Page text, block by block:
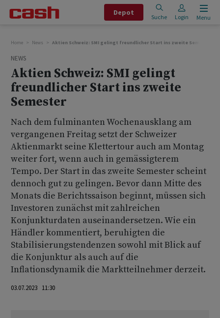
Depot
Suche Login Menu
Home News Aktien Schweiz: SMI gelingt freundlicher Start ins zweite Semester
NEWS
Aktien Schweiz: SMI gelingt
freundlicher Start ins zweite
Semester
Nach dem fulminanten Wochenausklang am
vergangenen Freitag setzt der Schweizer
Aktienmarkt seine Klettertour auch am Montag
weiter fort, wenn auch in gemässigterem
Tempo. Der Start in das zweite Semester scheint
dennoch gut zu gelingen. Bevor dann Mitte des
Monats die Berichtssaison beginnt, müssen sich
Investoren zunächst mit zahlreichen
Konjunkturdaten auseinandersetzen. Wie ein
Händler kommentiert, beruhigten die
Stabilisierungstendenzen sowohl mit Blick auf
die Konjunktur als auch auf die
Inflationsdynamik die Marktteilnehmer derzeit.
03.07.2023 11:30